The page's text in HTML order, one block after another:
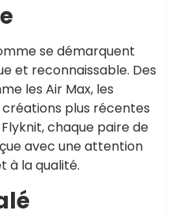
se démarquent
et reconnaissable. Des
les Air Max, les
créations plus récentes
chaque paire de
avec une attention
à la qualité.